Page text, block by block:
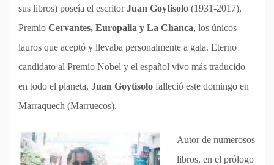
sus libros) poseía el escritorJuan Goytisolo (1931-2017),
Premio Cervantes, Europalia y La Chanca, los únicos
lauros que aceptó y llevaba personalmente a gala. Eterno
candidato al Premio Nobel y el español vivo más traducido
en todo el planeta, Juan Goytisolo falleció este domingo en
Marraquech (Marruecos).
Autor de numerosos
libros, en el prólogo